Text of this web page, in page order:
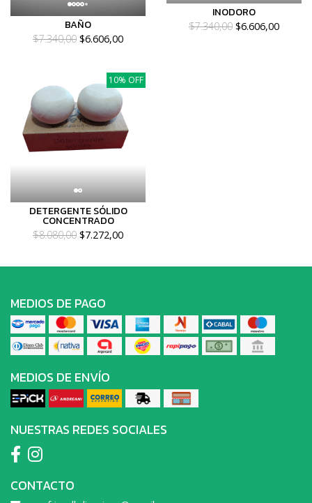
BAÑO
$7.340,00 $6.606,00
INODORO
$7.340,00 $6.606,00
10% OFF
DETERGENTE SÓLIDO
CONCENTRADO
$8.080,00 $7.272,00
MEDIOS DE PAGO
MEDIOS DE ENVÍO
NUESTRAS REDES SOCIALES
CONTACTO